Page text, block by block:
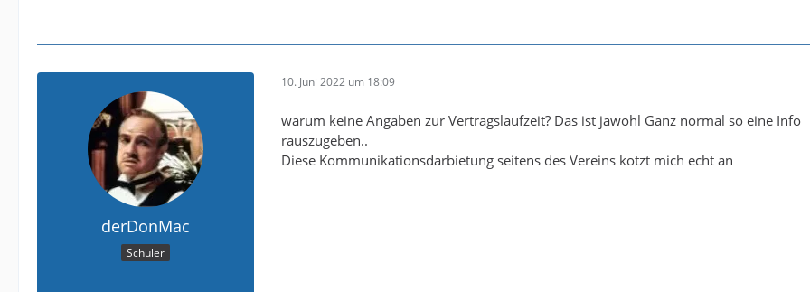
derDonMac
Schüler
10. Juni 2022 um 18:09
warum keine Angaben zur Vertragslaufzeit? Das ist jawohl Ganz normal so eine Info
rauszugeben..
Diese Kommunikationsdarbietung seitens des Vereins kotzt mich echt an